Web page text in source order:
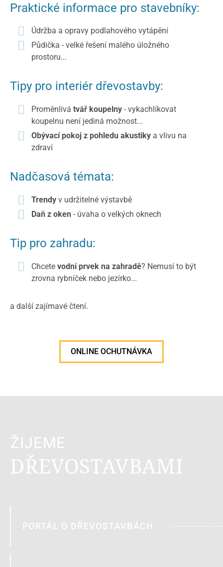
Praktické informace pro stavebníky:
Údržba a opravy podlahového vytápění
Půdička - velké řešení malého úložného
prostoru...
Tipy pro interiér dřevostavby:
Proměnlivá tvář koupelny - vykachlíkovat
koupelnu není jediná možnost...
Obývací pokoj z pohledu akustiky a vlivu na
zdraví
Nadčasová témata:
Trendy v udržitelné výstavbě
Daň z oken - úvaha o velkých oknech
Tip pro zahradu:
Chcete vodní prvek na zahradě? Nemusí to být
zrovna rybníček nebo jezírko...
a další zajímavé čtení.
ONLINE OCHUTNÁVKA
ŽIJEME
DŘEVOSTAVBAMI
PORTÁL O DŘEVOSTAVBÁCH